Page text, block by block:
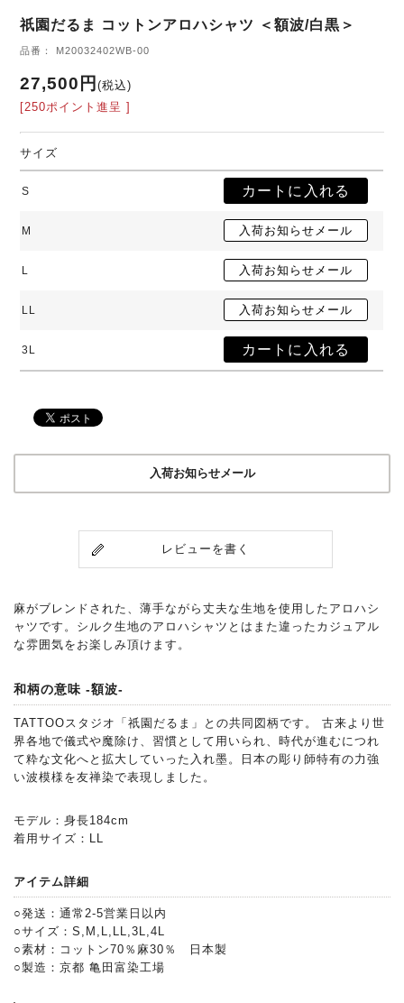
祇園だるま コットンアロハシャツ ＜額波/白黒＞
品番： M20032402WB-00
27,500円(税込)
[250ポイント進呈 ]
サイズ
S
M
L
LL
3L
入荷お知らせメール
レビューを書く
麻がブレンドされた、薄手ながら丈夫な生地を使用したアロハシ
ャツです。シルク生地のアロハシャツとはまた違ったカジュアル
な雰囲気をお楽しみ頂けます。
和柄の意味 -額波-
TATTOOスタジオ「祇園だるま」との共同図柄です。 古来より世
界各地で儀式や魔除け、習慣として用いられ、時代が進むにつれ
て粋な文化へと拡大していった入れ墨。日本の彫り師特有の力強
い波模様を友禅染で表現しました。
モデル：身長184cm
着用サイズ：LL
アイテム詳細
○発送：通常2-5営業日以内
○サイズ：S,M,L,LL,3L,4L
○素材：コットン70％麻30％ 日本製
○製造：京都 亀田富染工場